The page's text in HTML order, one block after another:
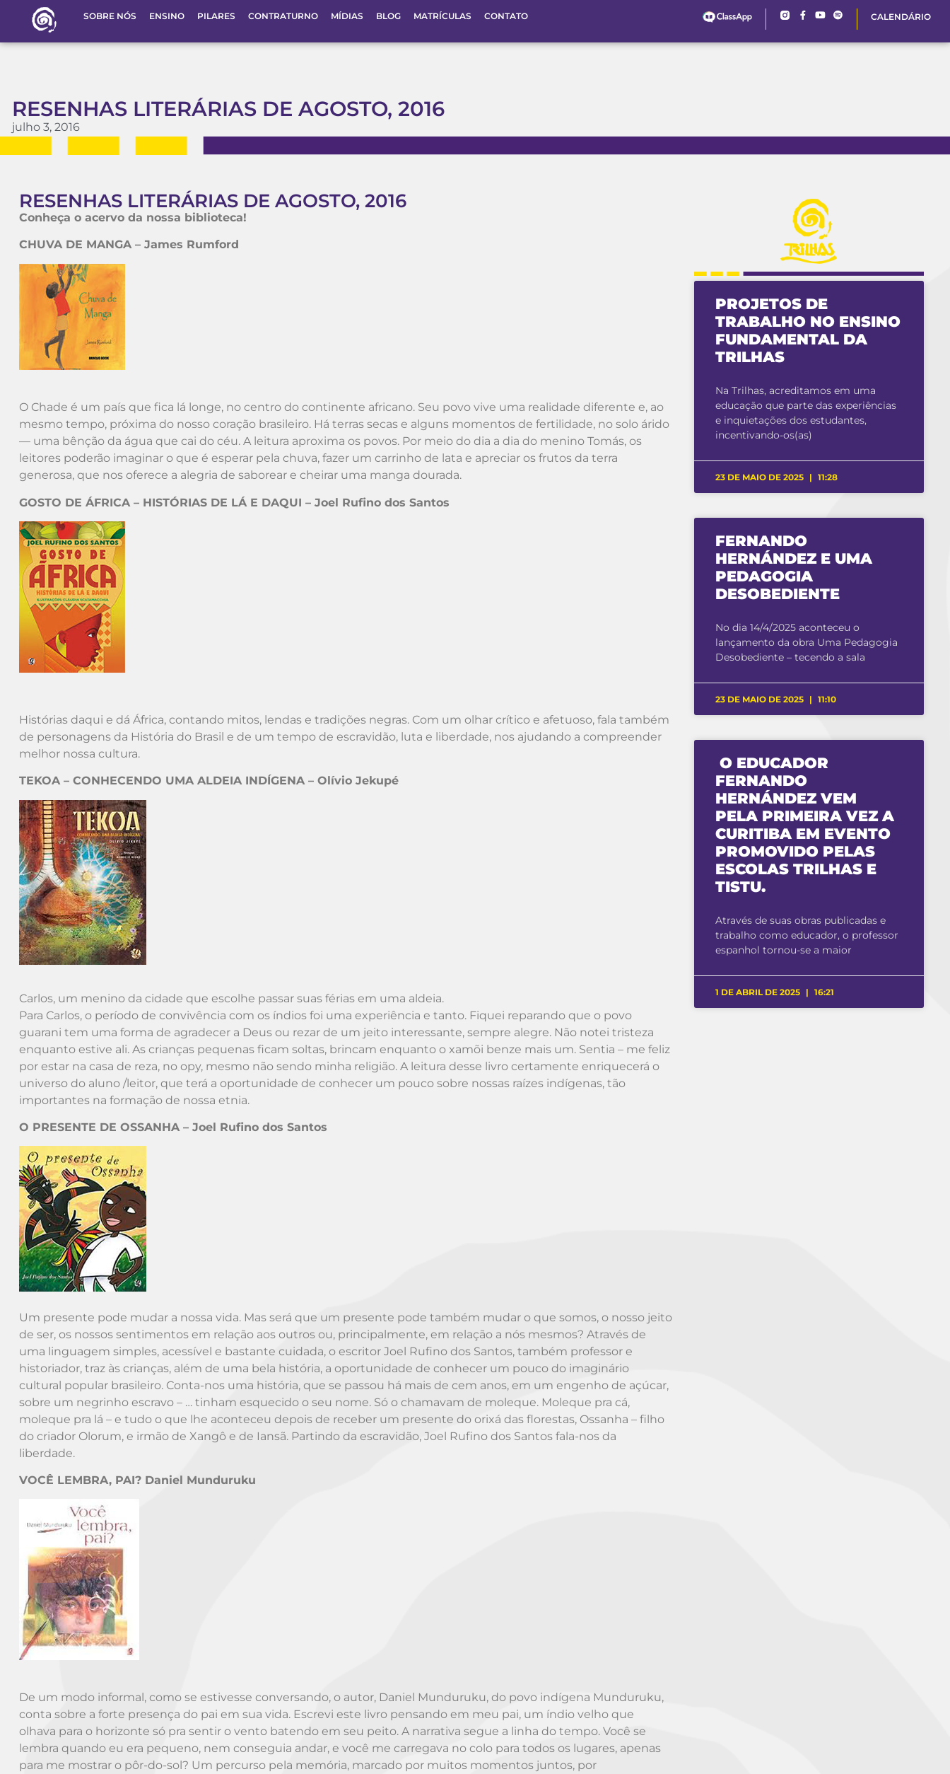
SOBRE NÓS ENSINO PILARES CONTRATURNO MÍDIAS BLOG MATRÍCULAS CONTATO CALENDÁRIO
RESENHAS LITERÁRIAS DE AGOSTO, 2016
julho 3, 2016
RESENHAS LITERÁRIAS DE AGOSTO, 2016
Conheça o acervo da nossa biblioteca!
CHUVA DE MANGA – James Rumford
O Chade é um país que fica lá longe, no centro do continente africano. Seu povo vive uma realidade diferente e, ao
mesmo tempo, próxima do nosso coração brasileiro. Há terras secas e alguns momentos de fertilidade, no solo árido
— uma bênção da água que cai do céu. A leitura aproxima os povos. Por meio do dia a dia do menino Tomás, os
leitores poderão imaginar o que é esperar pela chuva, fazer um carrinho de lata e apreciar os frutos da terra
generosa, que nos oferece a alegria de saborear e cheirar uma manga dourada.
GOSTO DE ÁFRICA – HISTÓRIAS DE LÁ E DAQUI – Joel Rufino dos Santos
Histórias daqui e dá África, contando mitos, lendas e tradições negras. Com um olhar crítico e afetuoso, fala também
de personagens da História do Brasil e de um tempo de escravidão, luta e liberdade, nos ajudando a compreender
melhor nossa cultura.
TEKOA – CONHECENDO UMA ALDEIA INDÍGENA – Olívio Jekupé
Carlos, um menino da cidade que escolhe passar suas férias em uma aldeia.
Para Carlos, o período de convivência com os índios foi uma experiência e tanto. Fiquei reparando que o povo
guarani tem uma forma de agradecer a Deus ou rezar de um jeito interessante, sempre alegre. Não notei tristeza
enquanto estive ali. As crianças pequenas ficam soltas, brincam enquanto o xamõi benze mais um. Sentia – me feliz
por estar na casa de reza, no opy, mesmo não sendo minha religião. A leitura desse livro certamente enriquecerá o
universo do aluno /leitor, que terá a oportunidade de conhecer um pouco sobre nossas raízes indígenas, tão
importantes na formação de nossa etnia.
O PRESENTE DE OSSANHA – Joel Rufino dos Santos
Um presente pode mudar a nossa vida. Mas será que um presente pode também mudar o que somos, o nosso jeito
de ser, os nossos sentimentos em relação aos outros ou, principalmente, em relação a nós mesmos? Através de
uma linguagem simples, acessível e bastante cuidada, o escritor Joel Rufino dos Santos, também professor e
historiador, traz às crianças, além de uma bela história, a oportunidade de conhecer um pouco do imaginário
cultural popular brasileiro. Conta-nos uma história, que se passou há mais de cem anos, em um engenho de açúcar,
sobre um negrinho escravo – … tinham esquecido o seu nome. Só o chamavam de moleque. Moleque pra cá,
moleque pra lá – e tudo o que lhe aconteceu depois de receber um presente do orixá das florestas, Ossanha – filho
do criador Olorum, e irmão de Xangô e de Iansã. Partindo da escravidão, Joel Rufino dos Santos fala-nos da
liberdade.
VOCÊ LEMBRA, PAI? Daniel Munduruku
De um modo informal, como se estivesse conversando, o autor, Daniel Munduruku, do povo indígena Munduruku,
conta sobre a forte presença do pai em sua vida. Escrevi este livro pensando em meu pai, um índio velho que
olhava para o horizonte só pra sentir o vento batendo em seu peito. A narrativa segue a linha do tempo. Você se
lembra quando eu era pequeno, nem conseguia andar, e você me carregava no colo para todos os lugares, apenas
para me mostrar o pôr-do-sol? Um percurso pela memória, marcado por muitos momentos juntos, por
PROJETOS DE
TRABALHO NO ENSINO
FUNDAMENTAL DA
TRILHAS
Na Trilhas, acreditamos em uma
educação que parte das experiências
e inquietações dos estudantes,
incentivando-os(as)
23 DE MAIO DE 2025 11:28
FERNANDO
HERNÁNDEZ E UMA
PEDAGOGIA
DESOBEDIENTE
No dia 14/4/2025 aconteceu o
lançamento da obra Uma Pedagogia
Desobediente – tecendo a sala
23 DE MAIO DE 2025 11:10
O EDUCADOR
FERNANDO
HERNÁNDEZ VEM
PELA PRIMEIRA VEZ A
CURITIBA EM EVENTO
PROMOVIDO PELAS
ESCOLAS TRILHAS E
TISTU.
Através de suas obras publicadas e
trabalho como educador, o professor
espanhol tornou-se a maior
1 DE ABRIL DE 2025 16:21